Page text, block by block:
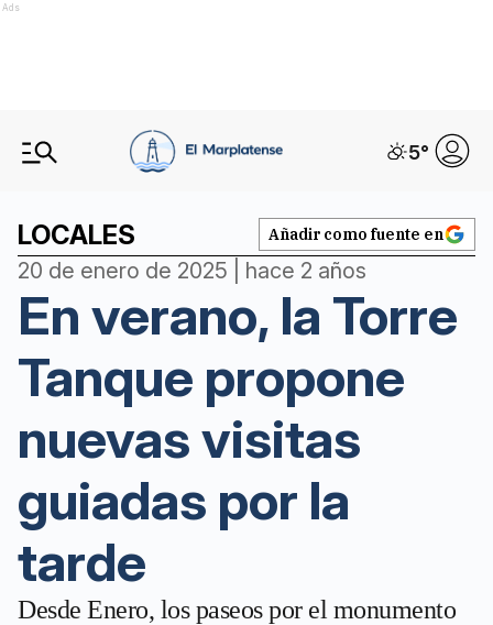
Ads
5°
LOCALES Añadir como fuente en
20 de enero de 2025 | hace 2 años
En verano, la Torre
Tanque propone
nuevas visitas
guiadas por la
tarde
Desde Enero, los paseos por el monumento